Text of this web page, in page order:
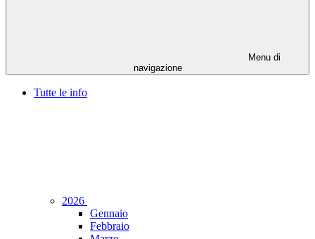
Menu di
navigazione
Tutte le info
2026
Gennaio
Febbraio